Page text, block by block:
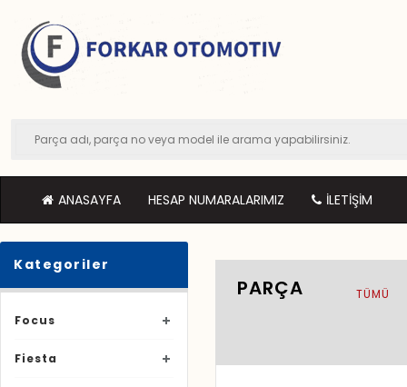
ANASAYFA HESAP NUMARALARIMIZ İLETIŞIM
Kategoriler
Focus
Fiesta
PARÇA TÜMÜ